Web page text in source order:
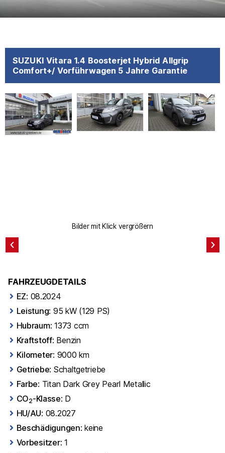
SUZUKI Vitara 1.4 Boosterjet Hybrid Allgrip
Comfort+/ Vorführwagen 5 Jahre Garantie
Bilder mit Klick vergrößern
FAHRZEUGDETAILS
EZ: 08.2024
Leistung: 95 kW (129 PS)
Hubraum: 1373 ccm
Kraftstoff: Benzin
Kilometer: 9000 km
Getriebe: Schaltgetriebe
Farbe: Titan Dark Grey Pearl Metallic
CO2-Klasse: D
HU/AU: 08.2027
Beschädigungen: keine
Vorbesitzer: 1